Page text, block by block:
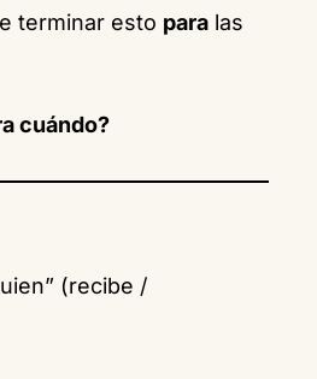
terminar esto para las
cuándo?
(recibe /